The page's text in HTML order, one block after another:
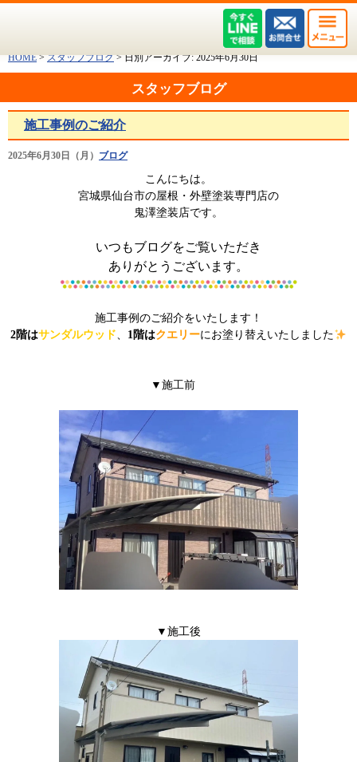
HOME > スタッフブログ > 日別アーカイブ:2025年6月30日
スタッフブログ
施工事例のご紹介
2025年6月30日（月） ブログ
こんにちは。
宮城県仙台市の屋根・外壁塗装専門店の
鬼澤塗装店です。
いつもブログをご覧いただき
ありがとうございます。
施工事例のご紹介をいたします！
2階はサンダルウッド、 1階はクエリーにお塗り替えいたしました
▼施工前
▼施工後